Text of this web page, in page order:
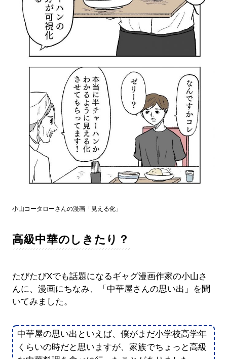
小山コータローさんの漫画「見える化」
高級中華のしきたり？
たびたびXでも話題になるギャグ漫画作家の小山さ
んに、漫画にちなみ、「中華屋さんの思い出」を聞
いてみました。
中華屋の思い出といえば、僕がまだ小学校高学年
くらいの時だと思いますが、家族でちょっと高級